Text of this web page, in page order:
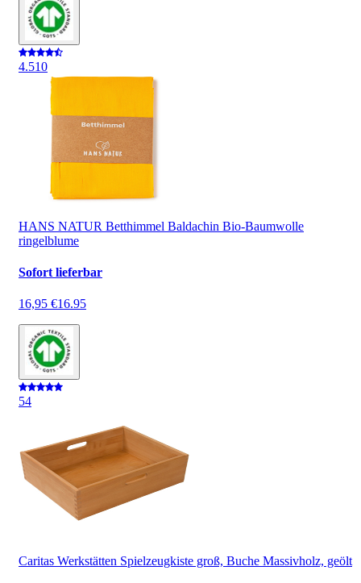
4.510
HANS NATUR Betthimmel Baldachin Bio-Baumwolle
ringelblume
Sofort lieferbar
16,95 €16.95
54
Caritas Werkstätten Spielzeugkiste groß, Buche Massivholz, geölt